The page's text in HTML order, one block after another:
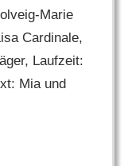
Marie
Cardinale,
Laufzeit:
Mia und